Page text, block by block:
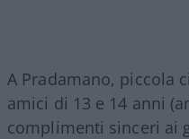
A Pradamano, piccola
amici di 13 e 14 anni
complimenti sinceri ai